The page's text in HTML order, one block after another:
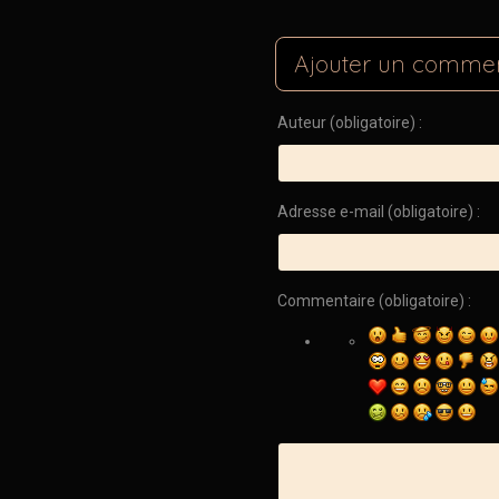
Ajouter un
Auteur (obligatoire) :
Adresse e-mail (obligatoire) :
Commentaire (obligatoire) :